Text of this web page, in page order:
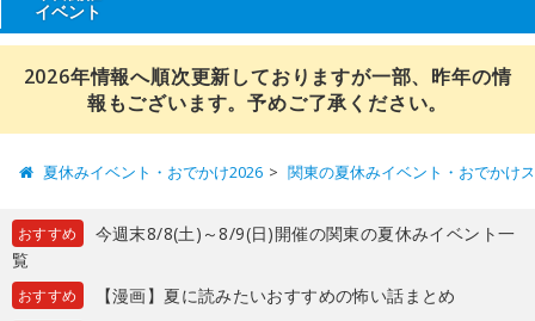
イベント
2026年情報へ順次更新しておりますが一部、昨年の情
報もございます。予めご了承ください。
夏休みイベント・おでかけ2026 関東の夏休みイベント・おでかけ
おすすめ
今週末8/8(土)～8/9(日)開催の関東の夏休みイベント一
覧
おすすめ 【漫画】夏に読みたいおすすめの怖い話まとめ